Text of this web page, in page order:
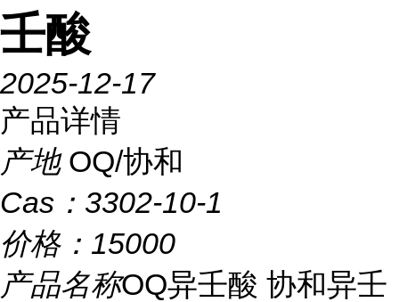
壬酸
2025-12-17
产品详情
产地 OQ/协和
Cas： 3302-10-1
价格： 15000
产品名称OQ异壬酸 协和异壬